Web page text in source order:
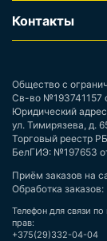
Контакты
Общество с
Св-во №193741157
Юридический
ул. Тимирязева, д.
Торговый реестр
БелГИЭ: №197653
Приём заказов на
Обработка
Телефон для связи
прав:
+375(29)332-04-04